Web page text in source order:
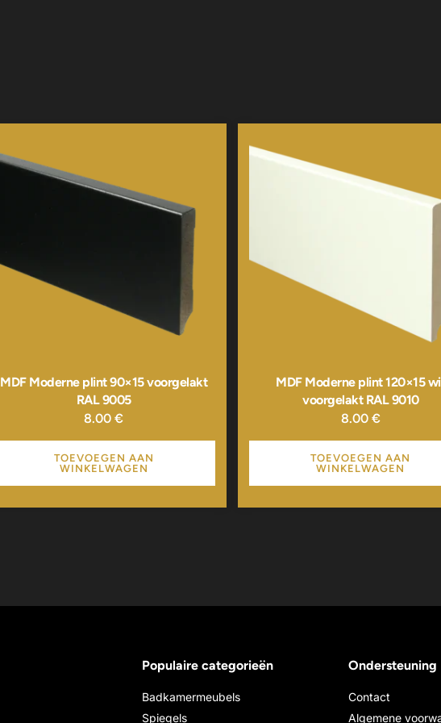
MDF Moderne plint 90×15 voorgelakt
RAL 9005
8.00€
TOEVOEGEN AAN
WINKELWAGEN
MDF Moderne plint 120×15
voorgelakt RAL 9010
8.00 €
TOEVOEGEN AAN
WINKELWAGEN
Populaire categorieën
Badkamermeubels
Spiegels
Ondersteuning
Contact
Algemene